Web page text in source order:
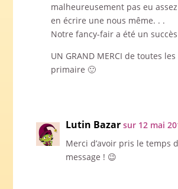
malheureusement pas eu
en écrire une nous même. . .
Notre fancy-fair a été un
UN GRAND MERCI de toutes
primaire 🙂
Lutin Bazar sur 12 mai
Merci d’avoir pris le temps
message ! 😉